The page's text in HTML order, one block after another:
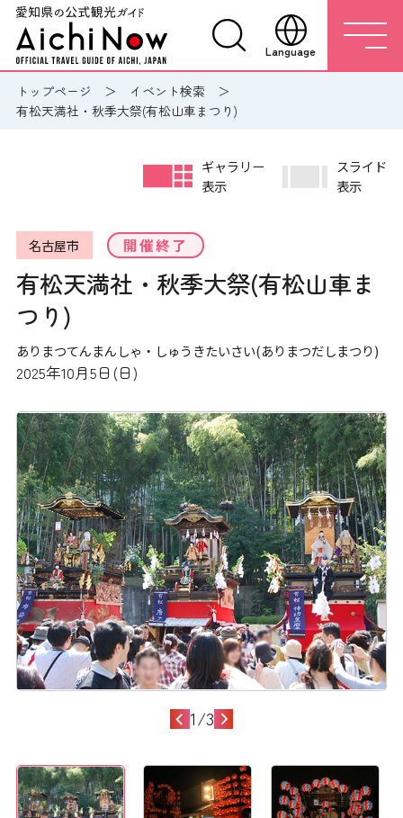
Language
トップページ
イベント検索
有松天満社・秋季大祭(有松山車まつり)
名古屋市 開催終了
有松天満社・秋季大祭(有松山車ま
つり)
ありまつてんまんしゃ・しゅうきたいさい(ありまつだしまつり)
2025年10月5日(日)
ギャラリー
表示
スライド
表示
1/3